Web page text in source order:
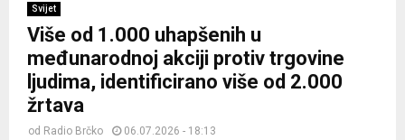
Svijet
Više od 1.000 uhapšenih u
međunarodnoj akciji protiv trgovine
ljudima, identificirano više od 2.000
žrtava
od Radio Brčko 06.07.2026 - 18:13